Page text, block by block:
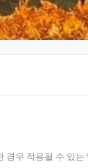
우 적용될 수 있